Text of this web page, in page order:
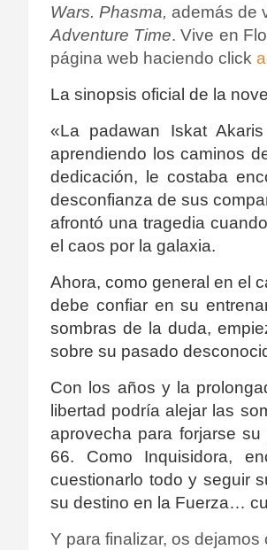
Wars. Phasma, además de
Adventure Time. Vive en
página web haciendo click
La sinopsis oficial de la
«La padawan Iskat
aprendiendo los caminos
dedicación, le costaba
desconfianza de sus
afrontó una tragedia
el caos por la galaxia.
Ahora, como general en el
debe confiar en su
sombras de la duda,
sobre su pasado
Con los años y la
libertad podría alejar las
aprovecha para forjarse
66. Como Inquisidora,
cuestionarlo todo y seguir
su destino en la Fuerza…
Y para finalizar, os